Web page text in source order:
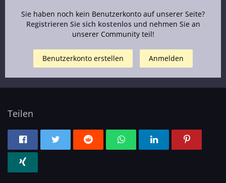
Sie haben noch kein Benutzerkonto auf unserer Seite?
Registrieren Sie sich kostenlosund nehmen Sie an
unserer Community teil!
Benutzerkonto erstellen Anmelden
Teilen